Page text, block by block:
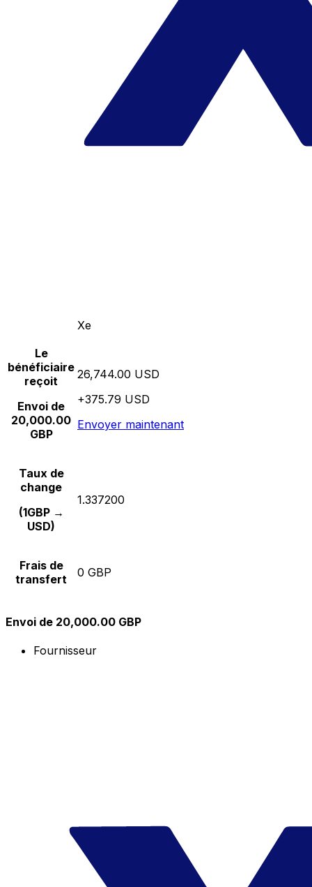
Xe
Le
bénéficiaire
reçoit
Envoi de
20,000.00
GBP
26,744.00 USD
+375.79 USD
Envoyer maintenant
Taux de
change
(1GBP →
USD)
1.337200
Frais de
transfert
0 GBP
Envoi de 20,000.00 GBP
Fournisseur